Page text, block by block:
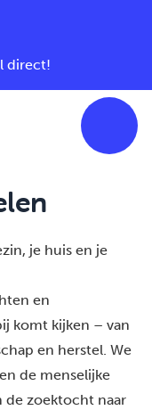
direct!
je huis en je
en
komt kijken – van
en herstel. We
de menselijke
de zoektocht naar